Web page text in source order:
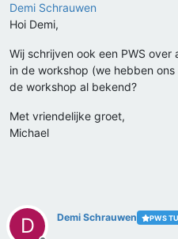
Demi Schrauwen
Hoi Demi,
Wij schrijven ook een PWS
in de workshop (we hebben
de workshop al bekend?
Met vriendelijke groet,
Michael
D Demi Schrauwen PWS